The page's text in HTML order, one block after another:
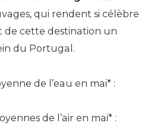
qui rendent si célèbre
de cette destination un
du Portugal.
de l’eau en mai* :
de l’air en mai* :